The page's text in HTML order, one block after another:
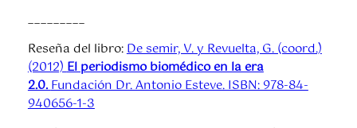
_________
Reseña del libro:De semir, V. y Revuelta, G. (coord.)
(2012)El periodismo biomédico en la era
2.0.Fundación Dr. Antonio Esteve. ISBN: 978-84-
940656-1-3